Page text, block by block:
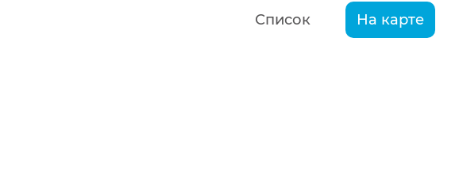
Список На карте